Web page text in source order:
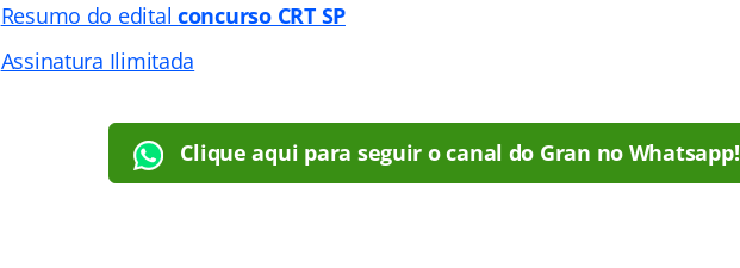
Resumo do editalconcurso CRT SP
Assinatura Ilimitada
Clique aqui para seguir o canal do Gran no Whatsapp!